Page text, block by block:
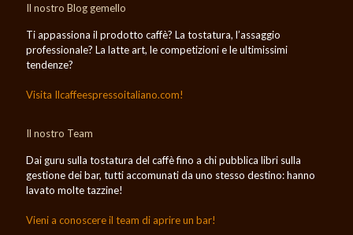
Il nostro Blog gemello
Ti appassiona il prodotto caffè? La tostatura, l’assaggio
professionale? La latte art, le competizioni e le ultimissimi
tendenze?
Visita Ilcaffeespressoitaliano.com!
Il nostro Team
Dai guru sulla tostatura del caffè fino a chi pubblica libri sulla
gestione dei bar, tutti accomunati da uno stesso destino: hanno
lavato molte tazzine!
Vieni a conoscere il team di aprire un bar!